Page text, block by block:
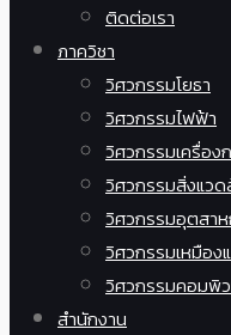
ติดต่อเรา
ภาควิชา
วิศวกรรมโยธา
วิศวกรรมไฟฟ้า
วิศวกรรมเครื่อง
วิศวกรรมสิ่งแว
วิศวกรรมอุตสา
วิศวกรรมเหมือง
วิศวกรรมคอมพิ
สำนักงาน